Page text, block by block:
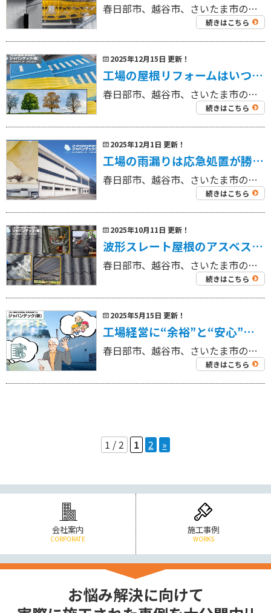
春日部市、越谷市、さいたま市の工場を中心に外壁塗装工事・屋根塗装工事、リフォーム工事を専門にしている 工場・倉庫の外壁塗装・屋根塗装専門店ジャパンテック（株）です！ 代表取締役の奈良部です！ 工場塗装の相談で、私たちが最 […]
続きはこちら
2025年12月15日 更新！
工場の屋根リフォームはいつが最適？劣化サインと季節別の施工判断ポイント
春日部市、越谷市、さいたま市の工場を中心に外壁塗装工事・屋根塗装工事、リフォーム工事を専門にしている 工場・倉庫の外壁塗装・屋根塗装専門店ジャパンテック（株）です！ 代表取締役の奈良部です！ 工場の屋根リフォームは「今す […]
続きはこちら
2025年12月1日 更新！
工場の雨漏りは応急処置が勝負｜被害拡大を防ぐ正しい初動と修理の判断基準
春日部市、越谷市、さいたま市の工場を中心に外壁塗装工事・屋根塗装工事、リフォーム工事を専門にしている 工場・倉庫の外壁塗装・屋根塗装専門店ジャパンテック（株）です！ 代表取締役の奈良部です！ 工場内で雨漏りが発生すると、 […]
続きはこちら
2025年10月11日 更新！
波形スレート屋根のアスベスト安全対応とカバー工法
春日部市、越谷市、さいたま市の工場を中心に外壁塗装工事・屋根塗装工事、リフォーム工事を専門にしている 工場・倉庫の外壁塗装・屋根塗装専門店ジャパンテック（株）です！ 代表取締役の奈良部です！ 老朽化した波形スレート屋根は […]
続きはこちら
2025年5月15日 更新！
工場経営に“余裕”と“安心”を。遮熱塗装×太陽光発電×空調一体型の賢い省エネ術
春日部市、越谷市、さいたま市の工場を中心に外壁塗装工事・屋根塗装工事、リフォーム工事を専門にしている 工場・倉庫の外壁塗装・屋根塗装専門店ジャパンテック（株）です！ 代表取締役の奈良部です！ 夏場の工場内は、金属屋根や鉄 […]
続きはこちら
1 / 2 1 2 »
会社案内
CORPORATE
施工事例
WORKS
お悩み解決に向けて